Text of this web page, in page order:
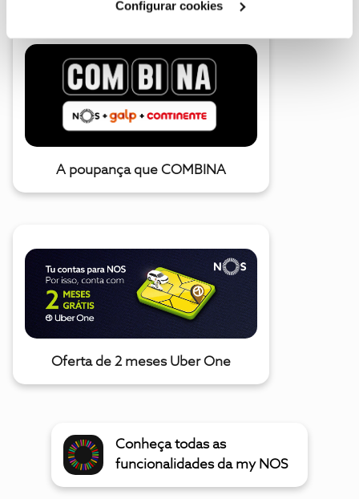
Configurar cookies
A poupança que COMBINA
Oferta de 2 meses Uber One
Conheça todas as
funcionalidades da my NOS